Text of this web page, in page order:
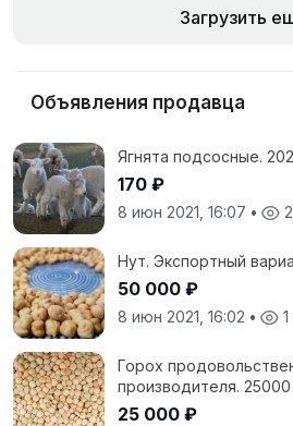
Загрузить
Объявления продавца
Ягнята подсосные.
170 ₽
8 июн 2021, 16:07 •
Нут. Экспортный
50 000 ₽
8 июн 2021, 16:02 •
Горох
производителя.
25 000 ₽